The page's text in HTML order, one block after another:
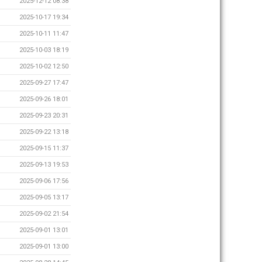
2025-10-17 19:34
2025-10-11 11:47
2025-10-03 18:19
2025-10-02 12:50
2025-09-27 17:47
2025-09-26 18:01
2025-09-23 20:31
2025-09-22 13:18
2025-09-15 11:37
2025-09-13 19:53
2025-09-06 17:56
2025-09-05 13:17
2025-09-02 21:54
2025-09-01 13:01
2025-09-01 13:00